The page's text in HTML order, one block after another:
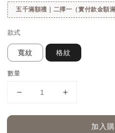
五千滿額禮｜二擇一（實付款金額
款式
寬紋 格紋
數量
加入